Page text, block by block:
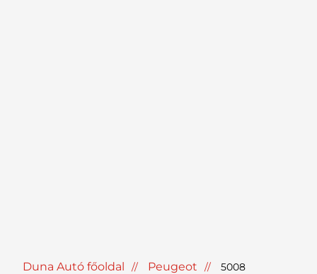
Duna Autó főoldal Peugeot 5008